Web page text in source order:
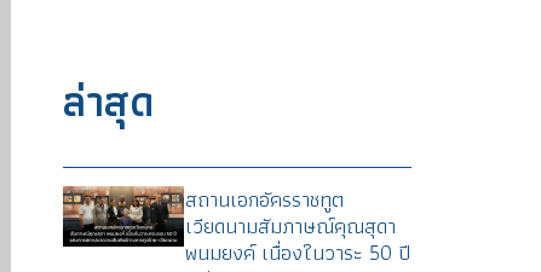
ล่าสุด
สถานเอกอัครราชทูต
เวียดนามสัมภาษณ์คุณสุดา
พนมยงค์ เนื่องในวาระ 50 ปี